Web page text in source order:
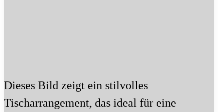
Dieses Bild zeigt ein stilvolles
Tischarrangement, das ideal für eine